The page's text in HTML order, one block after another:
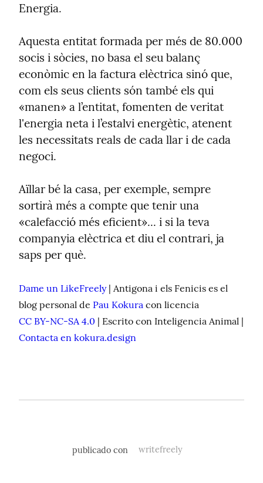
Energia.
Aquesta entitat formada per més de 80.000
socis i sòcies, no basa el seu balanç
econòmic en la factura elèctrica sinó que,
com els seus clients són també els qui
«manen» a l’entitat, fomenten de veritat
l'energia neta i l’estalvi energètic, atenent
les necessitats reals de cada llar i de cada
negoci.
Aïllar bé la casa, per exemple, sempre
sortirà més a compte que tenir una
«calefacció més eficient»... i si la teva
companyia elèctrica et diu el contrari, ja
saps per què.
Dame un LikeFreely | Antigona i els Fenicis es el
blog personal de Pau Kokura con licencia
CC BY-NC-SA 4.0
Contacta en kokura.design
publicado con writefreely